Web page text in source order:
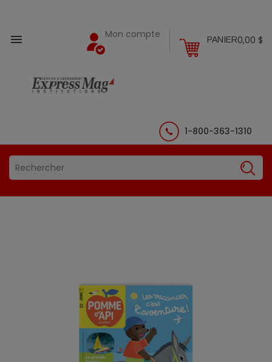
 PANIER0,00 $
Mon compte
1-800-363-1310